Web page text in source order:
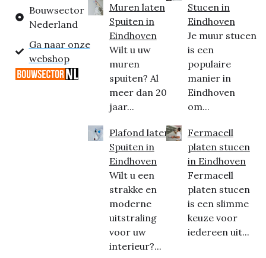
Bouwsector
Nederland
Ga naar onze
webshop
Muren laten
Spuiten in
Eindhoven
Wilt u uw
muren
spuiten? Al
meer dan 20
jaar...
Plafond laten
Spuiten in
Eindhoven
Wilt u een
strakke en
moderne
uitstraling
voor uw
interieur?...
Stucen in
Eindhoven
Je muur stucen
is een
populaire
manier in
Eindhoven
om...
Fermacell
platen stucen
in Eindhoven
Fermacell
platen stucen
is een slimme
keuze voor
iedereen uit...